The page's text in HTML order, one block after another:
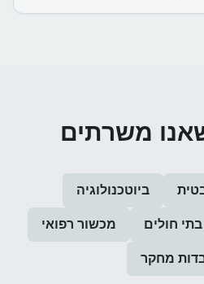
משרתים
ביוטכנולוגיה
בתי חולים
מכשור רפואי
מחקר